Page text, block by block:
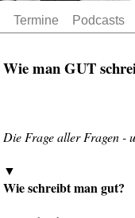
Termine Podcasts
Wie man GUT
Die Frage aller Fragen -
▼
Wie schreibt man gut?